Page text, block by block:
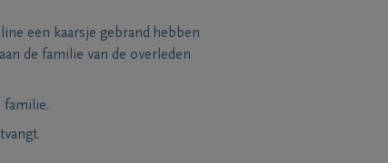
een kaarsje gebrand hebben
de familie van de overleden
familie.